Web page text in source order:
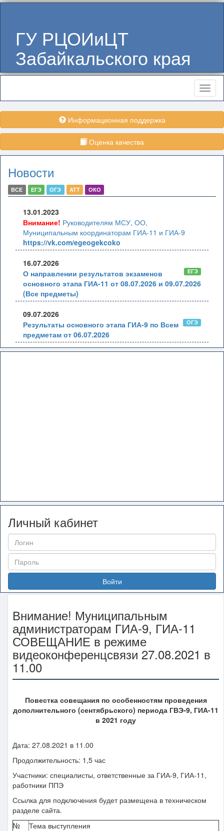
ГУ РЦОИиЦТ
Забайкальского края
Меню
Информационная поддержка
Оценка качества
Новости
ВСЕ ЕГЭ ОГЭ АТТ ОКО
13.01.2023
Внимание! Руководителям МСУ, ОО,
Муниципальным координаторам ГИА-11 и ГИА-9
https://vk.com/egeogekcoko
16.07.2026
ЕГЭ
О направлении результатов экзаменов
основного этапа ГИА-11 от 08.07.2026 и 09.07.2026
(Все предметы)
09.07.2026
ОГЭ
Результаты основного этапа ГИА-9 по Всем
предметам от 06.07.2026
Личный кабинет
Войти
Внимание! Муниципальным
администраторам ГИА-9, ГИА-11
СОВЕЩАНИЕ в режиме
видеоконференцсвязи 27.08.2021 в
11.00
Повестка совещания по особенностям проведения
дополнительного (сентябрьского) периода ГВЭ-9, ГИА-11
в 2021 году
Дата: 27.08.2021 в 11.00
Продолжительность: 1,5 час
Участники: специалисты, ответственные за ГИА-9, ГИА-11,
работники ППЭ
Ссылка для подключения будет размещена в техническом
разделе сайта.
№
Тема выступления